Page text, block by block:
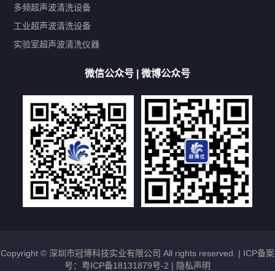
带加热
功率可调
双波脱气
机械旋钮系列
厨具清洗机
超声波振板
高尔夫球杆清洗机
大型单槽带过滤系列
全自动/半自动系列
客户定制非标机参考
双槽三槽四槽五槽多槽系列
轮胎清洗机
多频 扫频
文章标签
超声波清洗机定制
超声波清洗机除油污
超声波清洗机除锈
超声波清洗机洗眼镜
多频超声波清洗设备
工业超声波清洗设备
实验室超声波清洗仪器
微信公众号 | 微博公众号
Copyright © 深圳市冠博科技实业有限公司 All rights reserved. | ICP备案
号：粤ICP备18131879号-2 | 隐私声明